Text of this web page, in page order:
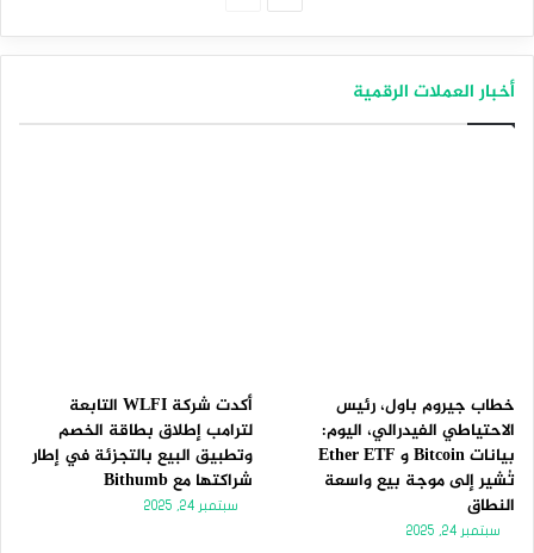
أخبار العملات الرقمية
خطاب جيروم باول، رئيس
الاحتياطي الفيدرالي، اليوم:
بيانات Bitcoin و Ether ETF
تُشير إلى موجة بيع واسعة
النطاق
سبتمبر 24, 2025
أكدت شركة WLFI التابعة
لترامب إطلاق بطاقة الخصم
وتطبيق البيع بالتجزئة في إطار
شراكتها مع Bithumb
سبتمبر 24, 2025